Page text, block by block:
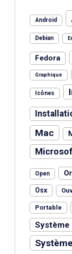
Android
Debian
Fedora
Graphique
Icônes
Mac
Open
Osx
Portable
Système